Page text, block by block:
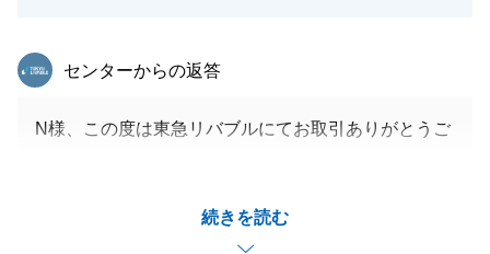
続きを読む
東急リバブル
センターからの返答
N様、この度は東急リバブルにてお取引ありがとうご
し付けくださいませ。